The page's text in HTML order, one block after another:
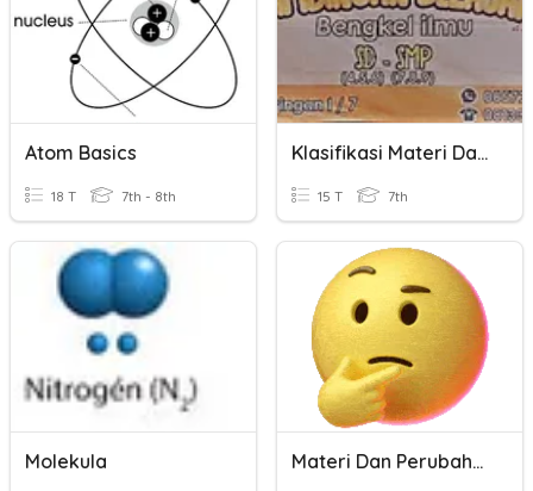
Atom Basics
18 T 7th - 8th
Klasifikasi Materi Dan Perubahannya Kelas 7
15 T 7th
Molekula Materi Dan Perubahannya